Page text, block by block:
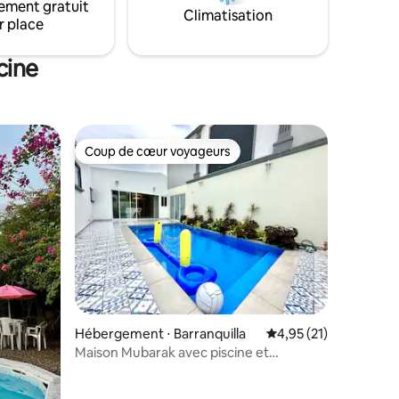
de lagratuit
place
Climatisation
Coup de cœur voyageurs
Coup de cœur voyageurs
Hébergement ⋅ Barranquilla Évaluation moyenne
4,95 (21)
Maison Mubarak avec piscine et